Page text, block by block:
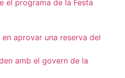
el programa de la Festa
en aprovar una reserva del
amb el govern de la